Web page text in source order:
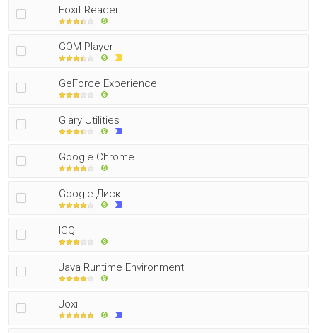
Foxit Reader
GOM Player
GeForce Experience
Glary Utilities
Google Chrome
Google Диск
ICQ
Java Runtime Environment
Joxi